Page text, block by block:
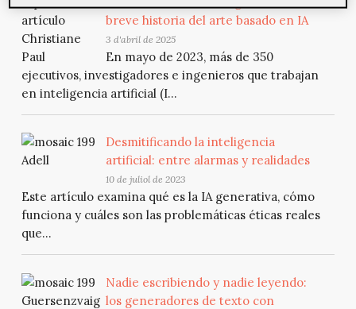
breve historia del arte basado en IA
3 d'abril de 2025
En mayo de 2023, más de 350
ejecutivos, investigadores e ingenieros que trabajan
en inteligencia artificial (I...
Desmitificando la inteligencia
artificial: entre alarmas y realidades
10 de juliol de 2023
Este artículo examina qué es la IA generativa, cómo
funciona y cuáles son las problemáticas éticas reales
que...
Nadie escribiendo y nadie leyendo:
los generadores de texto con